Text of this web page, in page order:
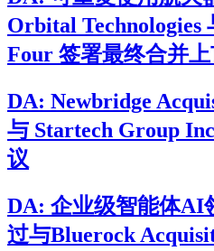
Orbital Technologies
Four 签署最终合并
DA: Newbridge
与 Startech Group
议
DA: 企业级智能体AI
过与Bluerock